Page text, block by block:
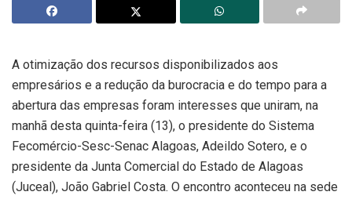
A otimização dos recursos disponibilizados aos
empresários e a redução da burocracia e do tempo para a
abertura das empresas foram interesses que uniram, na
manhã desta quinta-feira (13), o presidente do Sistema
Fecomércio-Sesc-Senac Alagoas, Adeildo Sotero, e o
presidente da Junta Comercial do Estado de Alagoas
(Juceal), João Gabriel Costa. O encontro aconteceu na sede